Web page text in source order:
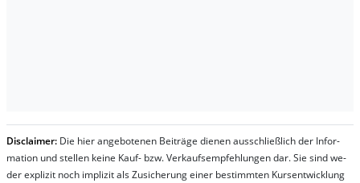
Dis­clai­mer: Die hier an­ge­bo­te­nen Bei­trä­ge die­nen aus­schließ­lich der In­for­
ma­t­ion und stel­len kei­ne Kauf- bzw. Ver­kaufs­em­pfeh­lung­en dar. Sie sind we­
der ex­pli­zit noch im­pli­zit als Zu­sich­er­ung ei­ner be­stim­mt­en Kurs­ent­wick­lung